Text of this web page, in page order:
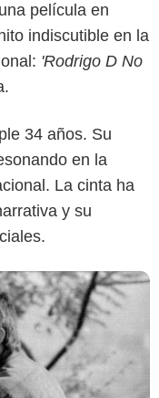
película en
indiscutible en la
'Rodrigo D No
34 años. Su
en la
La cinta ha
y su